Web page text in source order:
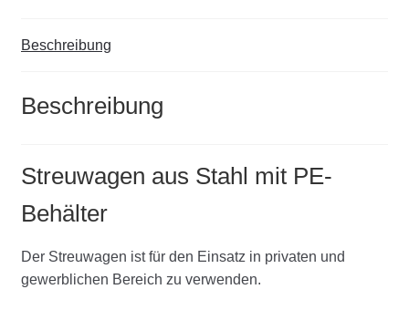
Werkzeuge
Beschreibung
Beschreibung
Streuwagen aus Stahl mit PE-
Behälter
Der Streuwagen ist für den Einsatz in privaten und
gewerblichen Bereich zu verwenden.